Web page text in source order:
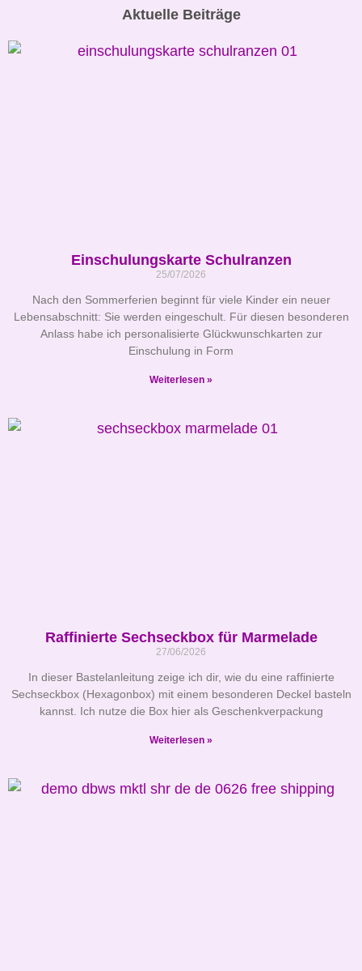
Aktuelle Beiträge
Einschulungskarte Schulranzen
25/07/2026
Nach den Sommerferien beginnt für viele Kinder ein neuer
Lebensabschnitt: Sie werden eingeschult. Für diesen besonderen
Anlass habe ich personalisierte Glückwunschkarten zur
Einschulung in Form
Weiterlesen »
Raffinierte Sechseckbox für Marmelade
27/06/2026
In dieser Bastelanleitung zeige ich dir, wie du eine raffinierte
Sechseckbox (Hexagonbox) mit einem besonderen Deckel basteln
kannst. Ich nutze die Box hier als Geschenkverpackung
Weiterlesen »